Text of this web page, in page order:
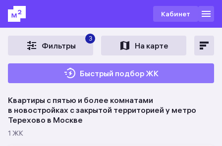
Кабинет
Фильтры
3
На карте
Быстрый подбор ЖК
Квартиры с пятью и более комнатами
в новостройках c закрытой территорией у метро
Терехово в Москве
1 ЖК